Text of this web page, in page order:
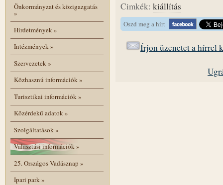
Önkormányzat és közigazgatás
»
Hirdetmények»
Intézmények»
Szervezetek»
Közhasznú információk»
Turisztikai információk»
Közérdekű adatok»
Szolgáltatások»
Választási információk»
25. Országos Vadásznap »
Ipari park»
Cimkék: kiállítás
Oszd meg a hírt
Írjon üzenetet a hírrel